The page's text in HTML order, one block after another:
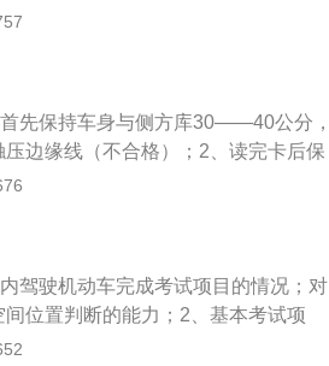
露出后，使车身与库角距离为30CM
正。左右调正车身，继续倒车入库；
过了左前库边线时，停车，倒库完成
往前开，当车前头盖刚看不到路边线
向打正。当前车轮越过左侧控制线
相反。
先保持车身与侧方库30——40公分，
边缘线（不合格）；2、读完卡后保
库1米左右即可停车，进行侧方停
右打死，接着观察左后视镜，当看到
4、然后观察左后轮将要触压左库边
平行后刹车停车，接着换1挡，打左
缘线没关系。进入库停车后，车身及
完卡后向前找库边线距离时，车左右
驾驶机动车完成考试项目的情况；对
位置判断的能力；2、基本考试项
、通过单边桥、曲线行驶、直角转